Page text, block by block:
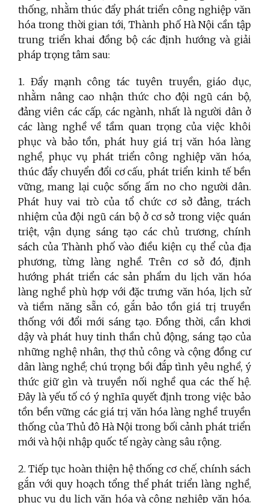
thống, nhằm thúc đẩy phát triển công nghiệp văn
hóa trong thời gian tới, Thành phố Hà Nội cần tập
trung triển khai đồng bộ các định hướng và giải
pháp trọng tâm sau:
1. Đẩy mạnh công tác tuyên truyền, giáo dục,
nhằm nâng cao nhận thức cho đội ngũ cán bộ,
đảng viên các cấp, các ngành, nhất là người dân ở
các làng nghề về tầm quan trọng của việc khôi
phục và bảo tồn, phát huy giá trị văn hóa làng
nghề, phục vụ phát triển công nghiệp văn hóa,
thúc đẩy chuyển đổi cơ cấu, phát triển kinh tế bền
vững, mang lại cuộc sống ấm no cho người dân.
Phát huy vai trò của tổ chức cơ sở đảng, trách
nhiệm của đội ngũ cán bộ ở cơ sở trong việc quán
triệt, vận dụng sáng tạo các chủ trương, chính
sách của Thành phố vào điều kiện cụ thể của địa
phương, từng làng nghề. Trên cơ sở đó, định
hướng phát triển các sản phẩm du lịch văn hóa
làng nghề phù hợp với đặc trưng văn hóa, lịch sử
và tiềm năng sẵn có, gắn bảo tồn giá trị truyền
thống với đổi mới sáng tạo. Đồng thời, cần khơi
dậy và phát huy tinh thần chủ động, sáng tạo của
những nghệ nhân, thợ thủ công và cộng đồng cư
dân làng nghề; chú trọng bồi đắp tình yêu nghề, ý
thức giữ gìn và truyền nối nghề qua các thế hệ.
Đây là yếu tố có ý nghĩa quyết định trong việc bảo
tồn bền vững các giá trị văn hóa làng nghề truyền
thống của Thủ đô Hà Nội trong bối cảnh phát triển
mới và hội nhập quốc tế ngày càng sâu rộng.
2. Tiếp tục hoàn thiện hệ thống cơ chế, chính sách
gắn với quy hoạch tổng thể phát triển làng nghề,
phục vụ du lịch văn hóa và công nghiệp văn hóa.